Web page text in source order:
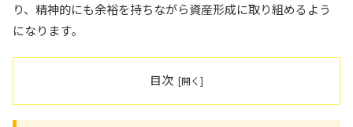
り、精神的にも余裕を持ちながら資産形成に取り組めるよう
になります。
目次